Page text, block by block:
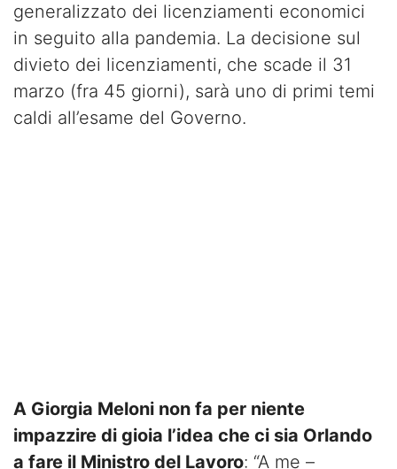
generalizzato dei licenziamenti economici
in seguito alla pandemia. La decisione sul
divieto dei licenziamenti, che scade il 31
marzo (fra 45 giorni), sarà uno di primi temi
caldi all’esame del Governo.
A Giorgia Meloni non fa per niente
impazzire di gioia l’idea che ci sia Orlando
a fare il Ministro del Lavoro: “A me –